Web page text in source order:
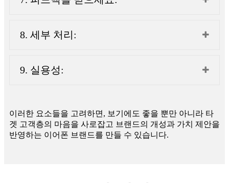
8. 세부 처리:
9. 실용성:
이러한 요소들을 고려하면, 보기에도 좋을 뿐만 아니라 타
겟 고객층의 마음을 사로잡고 브랜드의 개성과 가치 제안을
반영하는 이어폰 브랜드를 만들 수 있습니다.